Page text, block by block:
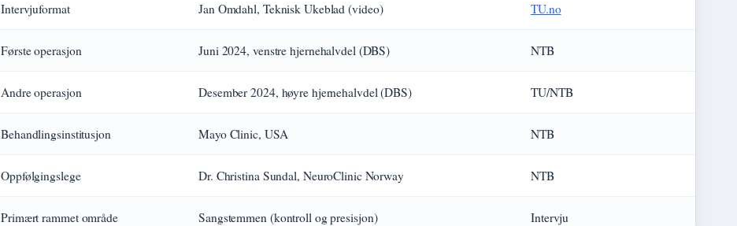
Intervjuformat Jan Omdahl, Teknisk Ukeblad (video) TU.no
Første operasjon Juni 2024, venstre hjernehalvdel (DBS) NTB
Andre operasjon Desember 2024, høyre hjernehalvdel (DBS) TU/NTB
Behandlingsinstitusjon Mayo Clinic, USA NTB
Oppfølgingslege Dr. Christina Sundal, NeuroClinic Norway NTB
Primært rammet område Sangstemmen (kontroll og presisjon) Intervju